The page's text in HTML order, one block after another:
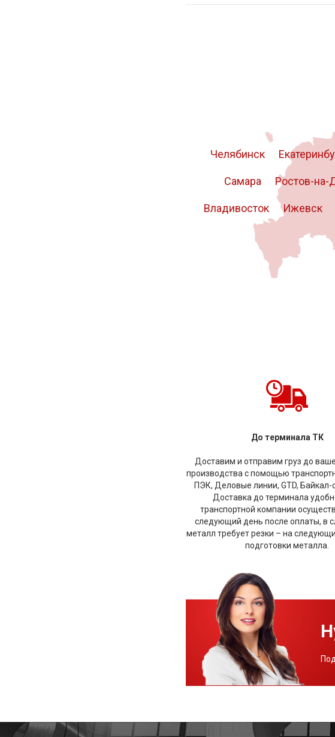
Челябинск
Самара Ростов-на-
Владивосток Ижевск
До терминала ТК
Доставим и отправим груз до
производства с помощью
ПЭК, Деловые линии, GTD, Байкал-
Доставка до терминала
транспортной компании
следующий день после оплаты, в
металл требует резки – на
подготовки металла.